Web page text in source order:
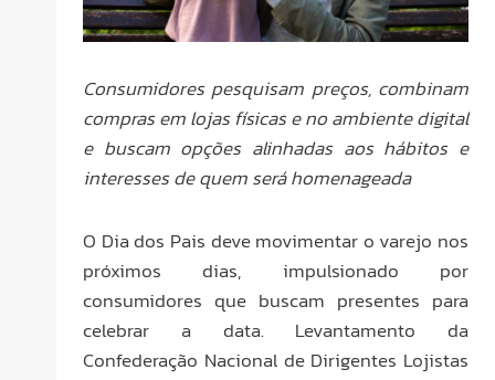
Consumidores pesquisam preços, combinam
compras em lojas físicas e no ambiente digital
e buscam opções alinhadas aos hábitos e
interesses de quem será homenageada
O Dia dos Pais deve movimentar o varejo nos
próximos dias, impulsionado por
consumidores que buscam presentes para
celebrar a data. Levantamento da
Confederação Nacional de Dirigentes Lojistas